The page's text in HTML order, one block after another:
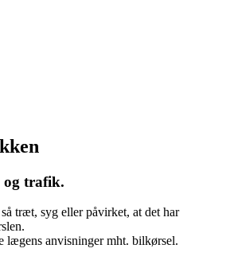
og trafik.
træt, syg eller påvirket, at det har
lægens anvisninger mht. bilkørsel.